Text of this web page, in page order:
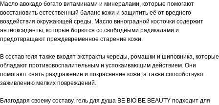
Масло авокадо богато витаминами и минералами, которые помогают
восстановить естественный баланс кожи и защитить её от вредного
воздействия окружающей среды. Масло виноградной косточки содержит
антиоксиданты, которые борются со свободными радикалами и
предотвращают преждевременное старение кожи.
В состав геля также входят экстракты череды, ромашки и шиповника, которые
обладают противовоспалительным и успокаивающим действием. Они
помогают снять раздражение и покраснение кожи, а также способствуют
заживлению мелких повреждений.
Благодаря своему составу, гель для душа BE BIO BE BEAUTY подходит для